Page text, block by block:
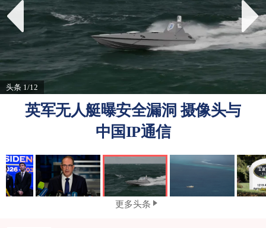
新
闻
网
头条 1/12
英军无人艇曝安全漏洞 摄像头与
中国IP通信
更多头条